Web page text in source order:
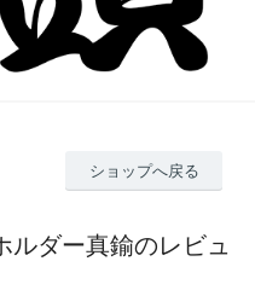
ショップへ戻る
ルダー真鍮のレビュ